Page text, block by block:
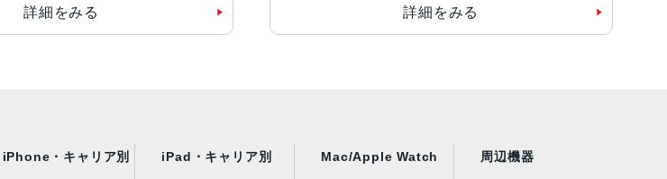
詳細をみる 詳細をみる
iPhone・キャリア別 iPad・キャリア別 Mac/Apple Watch 周辺機器